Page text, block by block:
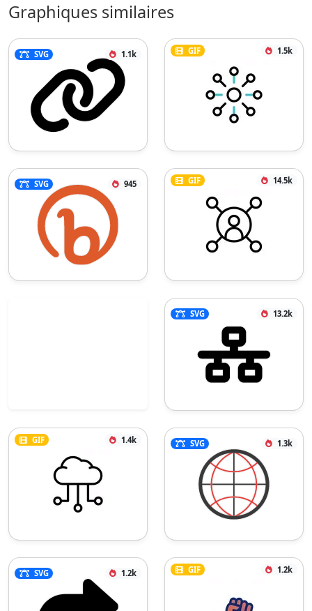
Graphiques similaires
SVG 1.1k GIF 1.5k
SVG 945 GIF 14.5k
SVG 13.2k
GIF 1.4k SVG 1.3k
SVG 1.2k GIF 1.2k